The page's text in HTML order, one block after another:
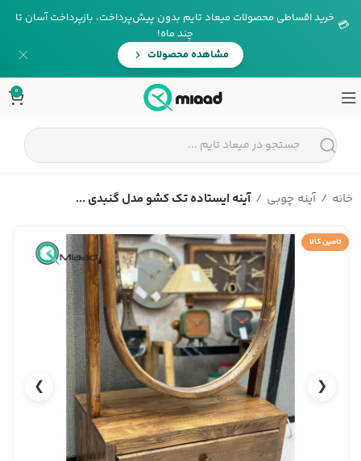
💳 خرید اقساطی محصولات میعاد تایم بدون پیش‌پرداخت، بازپرداخت آسان تا
چند ماه!
مشاهده محصولات
0
خانه آینه چوبی آینه ایستاده تک کشو مدل گنبدی ...
تامین کالا
❮
❯